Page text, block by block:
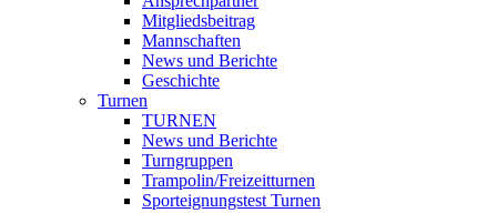
Mitgliedsbeitrag
Mannschaften
News und Berichte
Geschichte
Turnen
TURNEN
News und Berichte
Turngruppen
Trampolin/Freizeitturnen
Sporteignungstest Turnen